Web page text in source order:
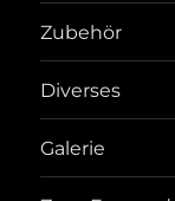
Zubehör
Diverses
Galerie